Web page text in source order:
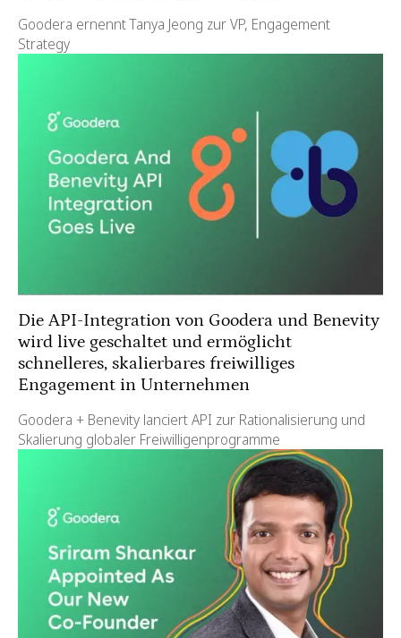
Goodera ernennt Tanya Jeong zur VP, Engagement
Strategy
Die API-Integration von Goodera und Benevity
wird live geschaltet und ermöglicht
schnelleres, skalierbares freiwilliges
Engagement in Unternehmen
Goodera + Benevity lanciert API zur Rationalisierung und
Skalierung globaler Freiwilligenprogramme